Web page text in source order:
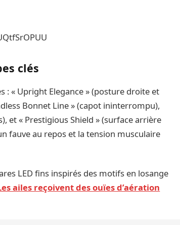
clés
: « Upright Elegance » (posture droite et
Bonnet Line » (capot ininterrompu),
et « Prestigious Shield » (surface arrière
fauve au repos et la tension musculaire
LED fins inspirés des motifs en losange
ailes reçoivent des ouïes d’aération